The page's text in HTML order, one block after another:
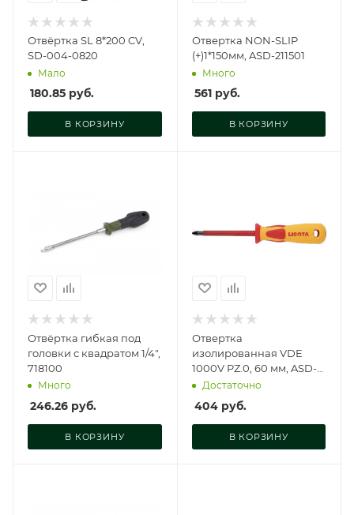
Отвёртка SL 8*200 CV,
SD-004-0820
Мало
180.85 руб.
В КОРЗИНУ
Отвертка NON-SLIP
(+)1*150мм, ASD-211501
Много
561руб.
В КОРЗИНУ
Отвёртка гибкая под
головки с квадратом 1/4",
718100
Много
246.26 руб.
В КОРЗИНУ
Отвертка
изолированная VDE
1000V PZ.0, 60 мм, ASD-
930600
Достаточно
404руб.
В КОРЗИНУ